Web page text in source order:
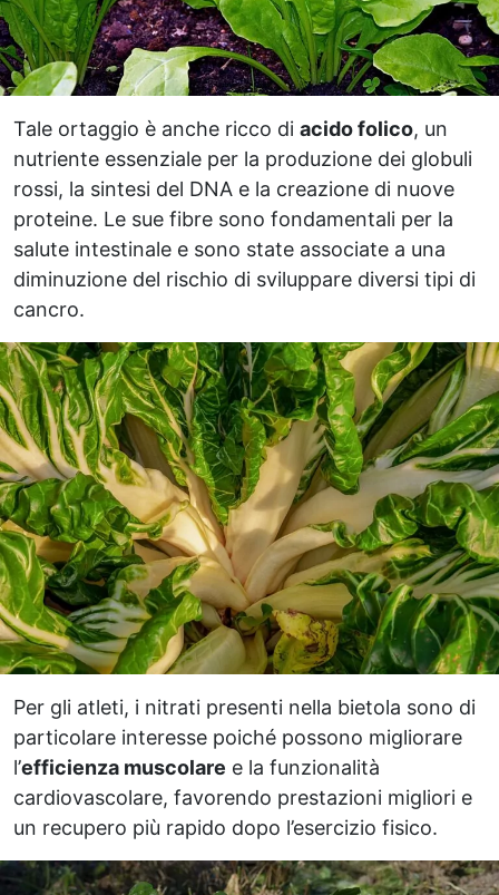
Tale ortaggio è anche ricco di acido folico, un
nutriente essenziale per la produzione dei globuli
rossi, la sintesi del DNA e la creazione di nuove
proteine. Le sue fibre sono fondamentali per la
salute intestinale e sono state associate a una
diminuzione del rischio di sviluppare diversi tipi di
cancro.
Per gli atleti, i nitrati presenti nella bietola sono di
particolare interesse poiché possono migliorare
l’efficienza muscolare e la funzionalità
cardiovascolare, favorendo prestazioni migliori e
un recupero più rapido dopo l’esercizio fisico.